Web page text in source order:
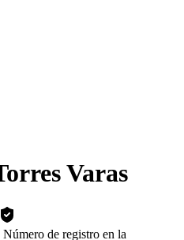
Varas
de registro en la